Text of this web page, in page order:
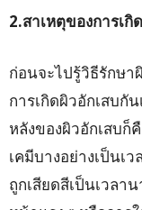
2.สาเหตุของการเกิ
ก่อนจะไปรู้วิธีรักษา
การเกิดผิวอักเสบกั
หลังของผิวอักเสบก็
เคมีบางอย่างเป็นเ
ถูกเสียดสีเป็นเวลา